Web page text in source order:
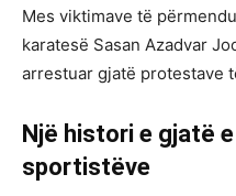
Mes viktimave të
karatesë Sasan Azadvar
arrestuar gjatë protestave
Një histori e gjatë
sportistëve